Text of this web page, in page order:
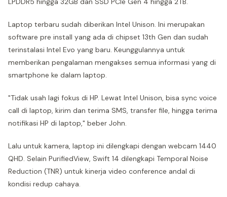
Laptop terbaru sudah diberikan Intel Unison. Ini merupakan
software pre install yang ada di chipset 13th Gen dan sudah
terinstalasi Intel Evo yang baru. Keunggulannya untuk
memberikan pengalaman mengakses semua informasi yang di
smartphone ke dalam laptop.
"Tidak usah lagi fokus di HP. Lewat Intel Unison, bisa sync voice
call di laptop, kirim dan terima SMS, transfer file, hingga terima
notifikasi HP di laptop," beber John.
Lalu untuk kamera, laptop ini dilengkapi dengan webcam 1440
QHD. Selain PurifiedView, Swift 14 dilengkapi Temporal Noise
Reduction (TNR) untuk kinerja video conference andal di
kondisi redup cahaya.